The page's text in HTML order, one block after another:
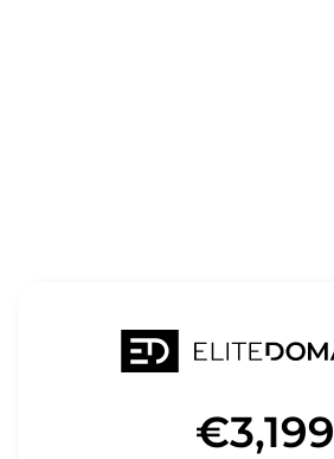
€3,199